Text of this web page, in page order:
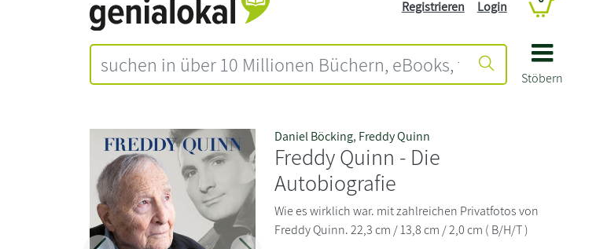
Stöbern
Registrieren Login
Daniel Böcking, Freddy Quinn
Freddy Quinn - Die
Autobiografie
Wie es wirklich war. mit zahlreichen Privatfotos von
Freddy Quinn. 22,3 cm / 13,8 cm / 2,0 cm ( B/H/T )